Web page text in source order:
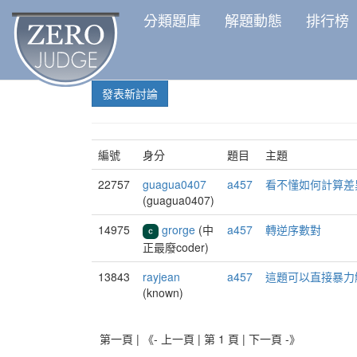
分類題庫 解題動態 排行榜
發表新討論
編號 身分 題目
主題
22757
guagua0407
(guagua0407)
a457 看不懂如何計算
14975 grorge (中
正最廢coder)
a457 轉逆序數對
13843
rayjean
(known)
a457 這題可以直接暴
第一頁 | 《- 上一頁 | 第 1 頁 | 下一頁 -》